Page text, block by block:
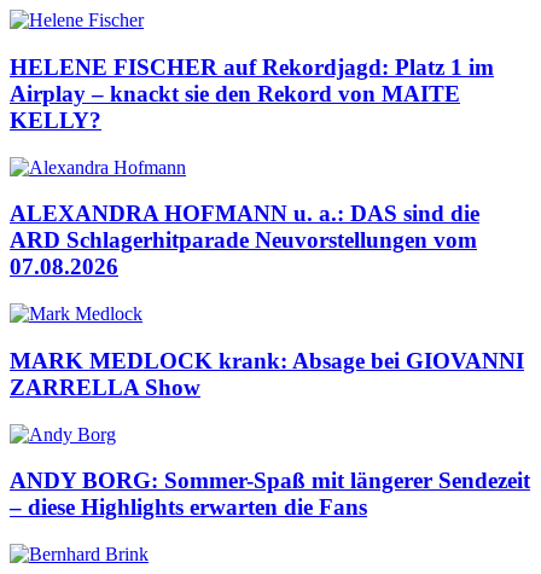
HELENE FISCHER auf Rekordjagd: Platz 1 im
Airplay – knackt sie den Rekord von MAITE
KELLY?
ALEXANDRA HOFMANN u. a.: DAS sind die
ARD Schlagerhitparade Neuvorstellungen vom
07.08.2026
MARK MEDLOCK krank: Absage bei GIOVANNI
ZARRELLA Show
ANDY BORG: Sommer-Spaß mit längerer Sendezeit
– diese Highlights erwarten die Fans